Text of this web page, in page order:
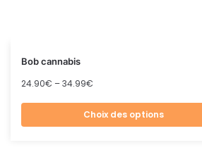
Bob cannabis
24.90€ –34.99€
Choix des options